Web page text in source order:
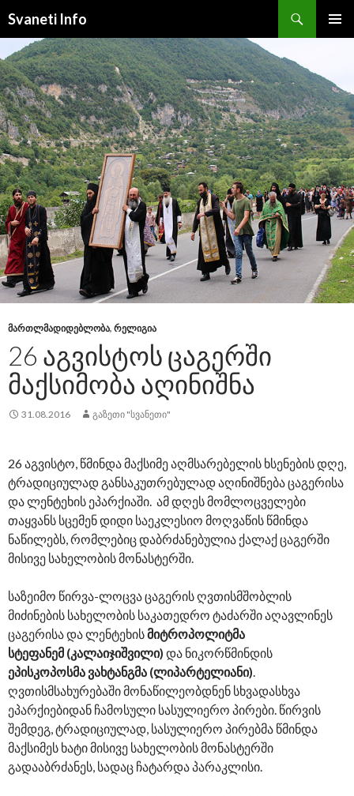
Svaneti Info
TO
CONTENT
ᲛᲐᲠᲗᲚᲛᲐᲓᲘᲓᲔᲑᲚᲝᲑᲐ, ᲠᲔᲚᲘᲒᲘᲐ
26 ᲐᲒᲕᲘᲡᲢᲝᲡ ᲪᲐᲒᲔᲠᲨᲘ
ᲛᲐᲥᲡᲘᲛᲝᲑᲐ ᲐᲦᲘᲜᲘᲨᲜᲐ
31.08.2016 ᲒᲐᲖᲔᲗᲘ "ᲡᲕᲐᲜᲔᲗᲘ"
26 აგვისტო, წმინდა მაქსიმე აღმსარებელის ხსენების დღე,
ტრადიციულად განსაკუთრებულად აღინიშნება ცაგერისა
და ლენტეხის ეპარქიაში. ამ დღეს მომლოცველები
თაყვანს სცემენ დიდი საეკლესიო მოღვაწის წმინდა
ნაწილებს, რომლებიც დაბრძანებულია ქალაქ ცაგერში
მისივე სახელობის მონასტერში.
საზეიმო წირვა-ლოცვა ცაგერის ღვთისმშობლის
მიძინების სახელობის საკათედრო ტაძარში აღავლინეს
ცაგერისა და ლენტეხისმიტროპოლიტმა
სტეფანემ (კალაიჯიშვილი) და ნიკორწმინდის
ეპისკოპოსმა ვახტანგმა (ლიპარტელიანი).
ღვთისმსახურებაში მონაწილეობდნენ სხვადასხვა
ეპარქიებიდან ჩამოსული სასულიერო პირები. წირვის
შემდეგ, ტრადიციულად, სასულიერო პირებმა წმინდა
მაქსიმეს ხატი მისივე სახელობის მონასტერში
გადააბრძანეს, სადაც ჩატარდა პარაკლისი.